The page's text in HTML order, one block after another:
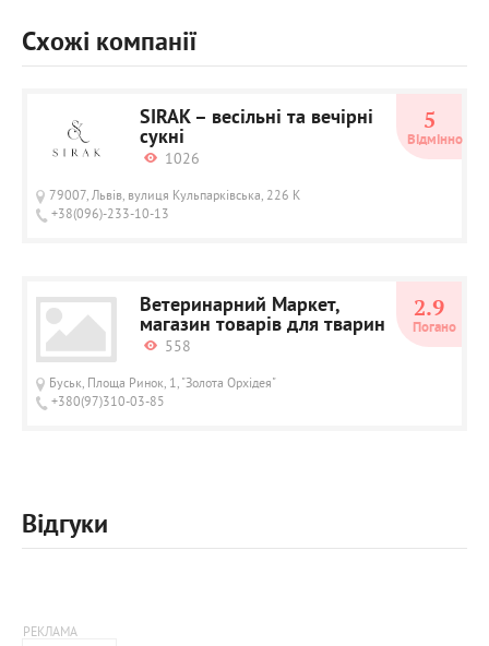
Схожі компанії
SIRAK – весільні та вечірні
сукні
1026
79007, Львів, вулиця Кульпарківська, 226 К
+38(096)-233-10-13
5
Відмінно
Ветеринарний Маркет,
магазин товарів для тварин
558
Буськ, Площа Ринок, 1, "Золота Орхідея"
+380(97)310-03-85
2.9
Погано
Відгуки